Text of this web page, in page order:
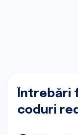
Întrebări
coduri